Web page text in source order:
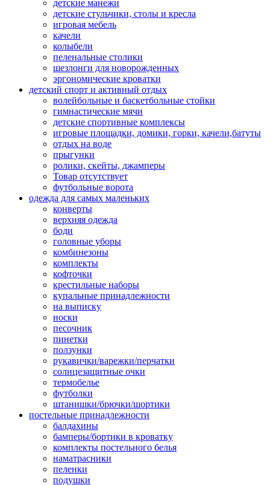
детские манежи
детские стульчики, столы и кресла
игровая мебель
качели
колыбели
пеленальные столики
шезлонги для новорожденных
эргономические кроватки
детский спорт и активный отдых
волейбольные и баскетбольные стойки
гимнастические мячи
детские спортивные комплексы
игровые площадки, домики, горки, качели,батуты
отдых на воде
прыгунки
ролики, скейты, джамперы
Товар отсутствует
футбольные ворота
одежда для самых маленьких
конверты
верхняя одежда
боди
головные уборы
комбинезоны
комплекты
кофточки
крестильные наборы
купальные принадлежности
на выписку
носки
песочник
пинетки
ползунки
рукавички/варежки/перчатки
солнцезащитные очки
термобелье
футболки
штанишки/брючки/шортики
постельные принадлежности
балдахины
бамперы/бортики в кроватку
комплекты постельного белья
наматрасники
пеленки
подушки